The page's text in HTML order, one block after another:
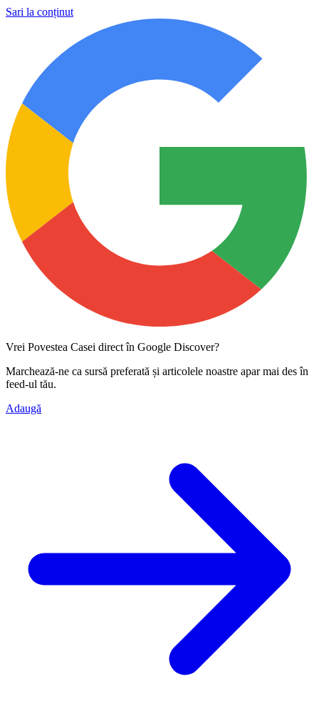
Sari la conținut
Vrei Povestea Casei direct în Google Discover?
Marchează-ne ca sursă preferată și articolele noastre apar mai des în
feed-ul tău.
Adaugă